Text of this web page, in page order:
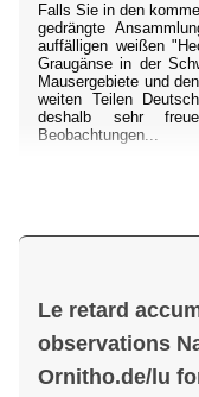
Falls Sie in den
gedrängte
auffälligen weißen
Graugänse in der
Mausergebiete und
weiten Teilen
deshalb sehr
Beobachtungen...
Le retard
observations
Ornitho.de/lu